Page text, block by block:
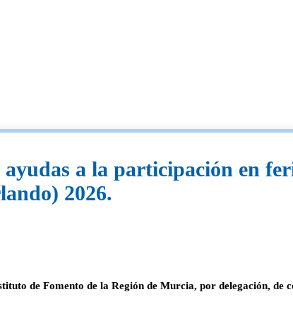
a la participación en
2026.
de Fomento de la Región de Murcia, por delegación, de